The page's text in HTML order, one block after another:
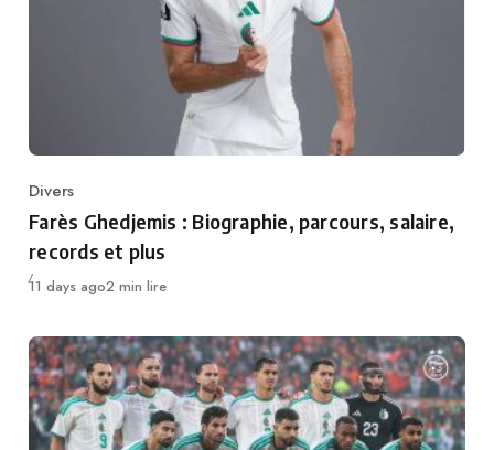
Category
Divers
Farès Ghedjemis : Biographie, parcours, salaire,
records et plus
Publié
11 days ago2 min lire